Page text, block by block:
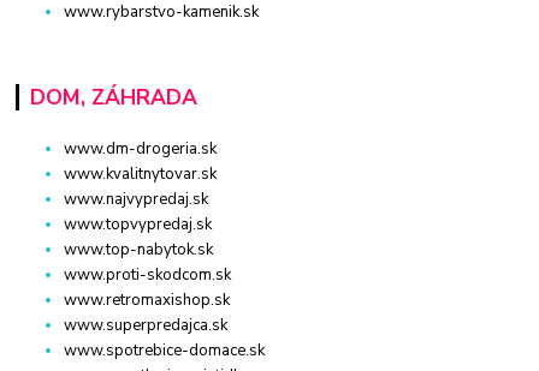
www.rybarstvo-kamenik.sk
DOM, ZÁHRADA
www.dm-drogeria.sk
www.kvalitnytovar.sk
www.najvypredaj.sk
www.topvypredaj.sk
www.top-nabytok.sk
www.proti-skodcom.sk
www.retromaxishop.sk
www.superpredajca.sk
www.spotrebice-domace.sk